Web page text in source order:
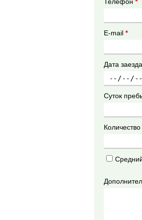
Телефон *
E-mail *
Дата заезда
Суток